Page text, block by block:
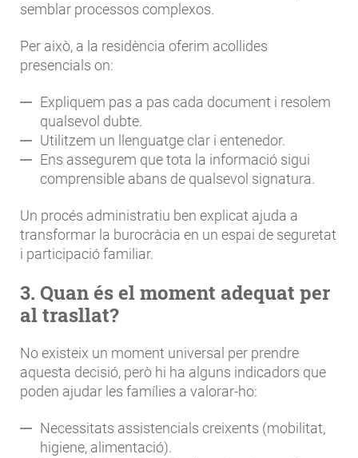
semblar processos complexos.
Per això, a la residència oferim acollides
presencials on:
Expliquem pas a pas cada document i resolem
qualsevol dubte.
Utilitzem un llenguatge clar i entenedor.
Ens assegurem que tota la informació sigui
comprensible abans de qualsevol signatura.
Un procés administratiu ben explicat ajuda a
transformar la burocràcia en un espai de seguretat
i participació familiar.
3. Quan és el moment adequat per
al trasllat?
No existeix un moment universal per prendre
aquesta decisió, però hi ha alguns indicadors que
poden ajudar les famílies a valorar-ho:
Necessitats assistencials creixents (mobilitat,
higiene, alimentació).